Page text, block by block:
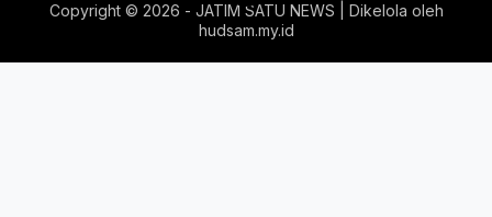
Copyright © 2026 - JATIM SATU NEWS | Dikelola oleh
hudsam.my.id